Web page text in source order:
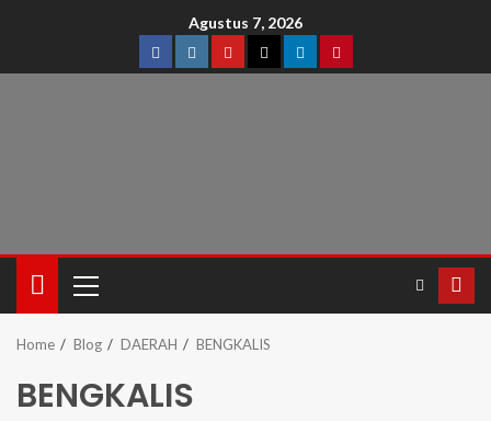
Agustus 7, 2026
Home Blog DAERAH BENGKALIS
BENGKALIS